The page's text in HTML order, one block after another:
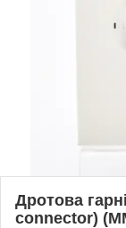
Дротова
connector)